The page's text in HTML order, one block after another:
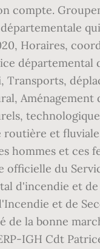
compte.
qui
Horaires,
départemental
Transports,
routière et
hommes et ces
officielle du
d'incendie et
et de
de la bonne
IGH Cdt